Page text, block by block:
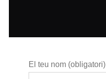
El teu nom (obligatori)